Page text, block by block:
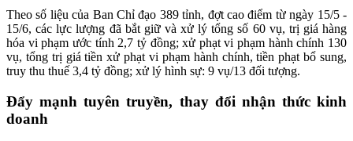
Theo số liệu của Ban Chỉ đạo 389 tỉnh, đợt cao điểm từ ngày 15/5 -
15/6, các lực lượng đã bắt giữ và xử lý tổng số 60 vụ, trị giá hàng
hóa vi phạm ước tính 2,7 tỷ đồng; xử phạt vi phạm hành chính 130
vụ, tổng trị giá tiền xử phạt vi phạm hành chính, tiền phạt bổ sung,
truy thu thuế 3,4 tỷ đồng; xử lý hình sự: 9 vụ/13 đối tượng.
Đẩy mạnh tuyên truyền, thay đổi nhận thức kinh
doanh